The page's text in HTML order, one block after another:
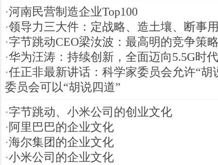
·河南民营制造企业Top100
·领导力三大件：定战略、造土壤、断事
·字节跳动CEO梁汝波：最高明的竞争策
·华为汪涛：持续创新，全面迈向5.5G时代
·任正非最新讲话：科学家委员会允许“胡
委员会可以“胡说四道”
·字节跳动、小米公司的创业文化
·阿里巴巴的企业文化
·海尔集团的企业文化
·小米公司的企业文化